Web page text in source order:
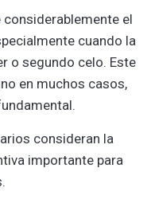
el
cuando la
o segundo celo. Este
en muchos casos,
consideran la
importante para